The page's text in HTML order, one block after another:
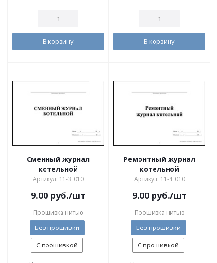
В корзину В корзину
Сменный журнал
котельной
Артикул: 11-3_010
9.00руб./шт
Прошивка нитью
Без прошивки
С прошивкой
Ремонтный журнал
котельной
Артикул: 11-4_010
9.00руб./шт
Прошивка нитью
Без прошивки
С прошивкой